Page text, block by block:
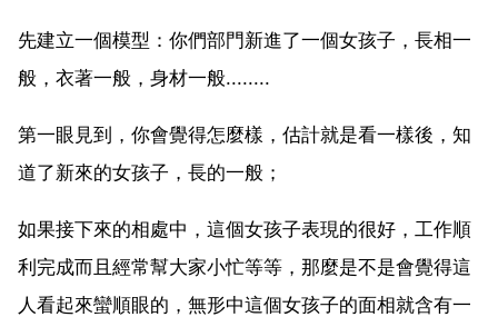
先建立一個模型：你們部門新進了一個女孩子，長相一
般，衣著一般，身材一般........
第一眼見到，你會覺得怎麼樣，估計就是看一樣後，知
道了新來的女孩子，長的一般；
如果接下來的相處中，這個女孩子表現的很好，工作順
利完成而且經常幫大家小忙等等，那麼是不是會覺得這
人看起來蠻順眼的，無形中這個女孩子的面相就含有一